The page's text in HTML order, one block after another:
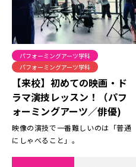
パフォーミングアーツ学科
パフォーミングアーツ学科
【来校】初めての映画・ド
ラマ演技レッスン！（パフ
ォーミングアーツ／俳優)
映像の演技で一番難しいのは「普通
にしゃべること」。